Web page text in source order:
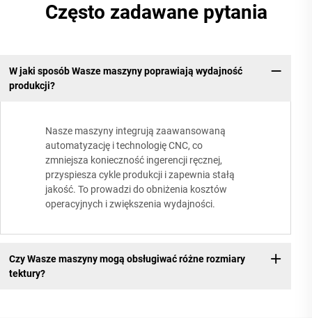
Często zadawane pytania
W jaki sposób Wasze maszyny poprawiają wydajność
produkcji?
Nasze maszyny integrują zaawansowaną
automatyzację i technologię CNC, co
zmniejsza konieczność ingerencji ręcznej,
przyspiesza cykle produkcji i zapewnia stałą
jakość. To prowadzi do obniżenia kosztów
operacyjnych i zwiększenia wydajności.
Czy Wasze maszyny mogą obsługiwać różne rozmiary
tektury?